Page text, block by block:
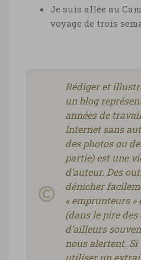
Je suis allée au
voyage de trois
Rédiger et
un blog
années de
Internet sans
des photos ou
partie) est une
d’auteur. Des
dénicher
« emprunteurs »
(dans le pire des
d’ailleurs
nous alertent.
utiliser un